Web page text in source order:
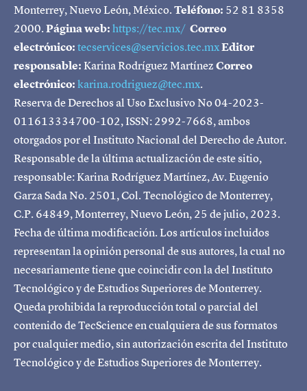
Monterrey, Nuevo León, México.Teléfono: 52 81 8358
2000.Página web:https://tec.mx/ Correo
electrónico:tecservices@servicios.tec.mxEditor
responsable:Karina Rodríguez MartínezCorreo
electrónico:karina.rodriguez@tec.mx.
Reserva de Derechos al Uso Exclusivo No 04-2023-
011613334700-102, ISSN: 2992-7668, ambos
otorgados por el Instituto Nacional del Derecho de Autor.
Responsable de la última actualización de este sitio,
responsable: Karina Rodríguez Martínez, Av. Eugenio
Garza Sada No. 2501, Col. Tecnológico de Monterrey,
C.P. 64849, Monterrey, Nuevo León, 25 de julio, 2023.
Fecha de última modificación. Los artículos incluidos
representan la opinión personal de sus autores, la cual no
necesariamente tiene que coincidir con la del Instituto
Tecnológico y de Estudios Superiores de Monterrey.
Queda prohibida la reproducción total o parcial del
contenido de TecScience en cualquiera de sus formatos
por cualquier medio, sin autorización escrita del Instituto
Tecnológico y de Estudios Superiores de Monterrey.